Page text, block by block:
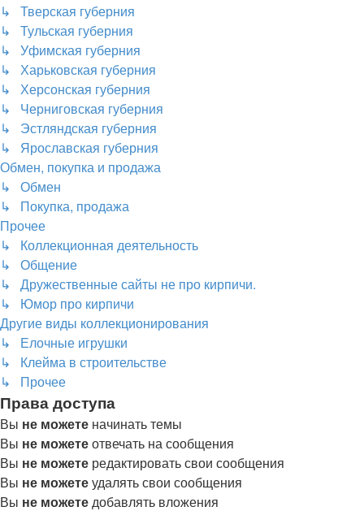
↳ Тверская губерния
↳ Тульская губерния
↳ Уфимская губерния
↳ Харьковская губерния
↳ Херсонская губерния
↳ Черниговская губерния
↳ Эстляндская губерния
↳ Ярославская губерния
Обмен, покупка и продажа
↳ Обмен
↳ Покупка, продажа
Прочее
↳ Коллекционная деятельность
↳ Общение
↳ Дружественные сайты не про кирпичи.
↳ Юмор про кирпичи
Другие виды коллекционирования
↳ Елочные игрушки
↳ Клейма в строительстве
↳ Прочее
Права доступа
Вы не можете начинать темы
Вы не можетеотвечать на сообщения
Вы не можете редактировать свои сообщения
Вы не можетеудалять свои сообщения
Вы не можетедобавлять вложения